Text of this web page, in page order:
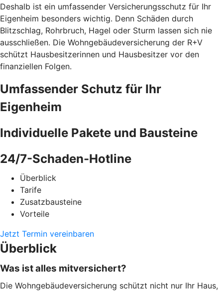
Deshalb ist ein umfassender Versicherungsschutz für Ihr
Eigenheim besonders wichtig. Denn Schäden durch
Blitzschlag, Rohrbruch, Hagel oder Sturm lassen sich nie
ausschließen. Die Wohngebäudeversicherung der R+V
schützt Hausbesitzerinnen und Hausbesitzer vor den
finanziellen Folgen.
Umfassender Schutz für Ihr
Eigenheim
Individuelle Pakete und Bausteine
24/7-Schaden-Hotline
Überblick
Tarife
Zusatzbausteine
Vorteile
Jetzt Termin vereinbaren
Überblick
Was ist alles mitversichert?
Die Wohngebäudeversicherung schützt nicht nur Ihr Haus,